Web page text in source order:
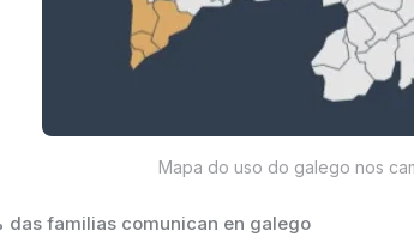
Mapa do uso do galego nos
das familias comunican en galego